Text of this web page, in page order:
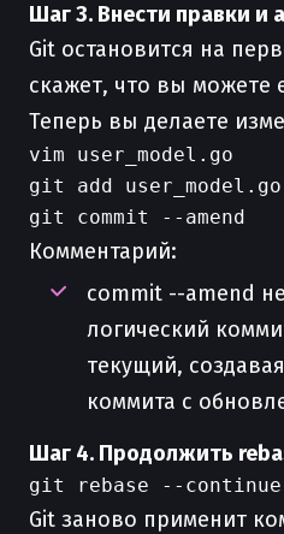
Шаг 3. Внести правки и
Git остановится на
скажет, что вы можете
Теперь вы делаете
vim user_model.go
git add
Комментарий:
commit --amend
логический
текущий,
коммита с
Шаг 4. Продолжить
Git заново применит